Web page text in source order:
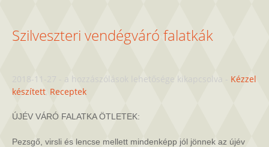
Szilveszteri vendégváró falatkák
2018-11-27
Szilveszteri
vendégváró
bejegyzéshez
a hozzászólások lehetősége kikapcsolva
Kézzel
készített, Receptek
ÚJÉV VÁRÓ FALATKA ÖTLETEK:
Pezsgő, virsli és lencse mellett mindenképp jól jönnek az újév